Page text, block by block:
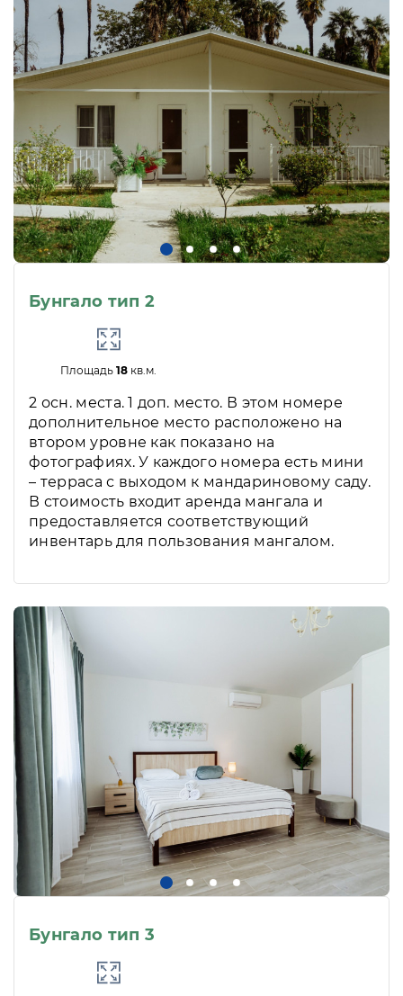
Бунгало тип 2
Площадь18 кв.м.
2 осн. места. 1 доп. место. В этом номере
дополнительное место расположено на
втором уровне как показано на
фотографиях. У каждого номера есть мини
– терраса с выходом к мандариновому саду.
В стоимость входит аренда мангала и
предоставляется соответствующий
инвентарь для пользования мангалом.
Бунгало тип 3